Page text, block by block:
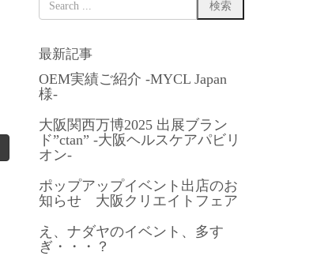
最新記事
OEM実績ご紹介 -MYCL Japan
様-
大阪関西万博2025 出展ブラン
ド”ctan” -大阪ヘルスケアパビリ
オン-
ポップアップイベント出店のお
知らせ 大阪クリエイトフェア
え、ナダヤのイベント、多す
ぎ・・・？